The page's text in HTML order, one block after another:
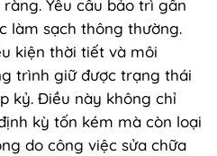
Yêu cầu bảo trì gần
làm sạch thông thường.
kiện thời tiết và môi
trình giữ được trạng thái
kỷ. Điều này không chỉ
kỳ tốn kém mà còn loại
do công việc sửa chữa